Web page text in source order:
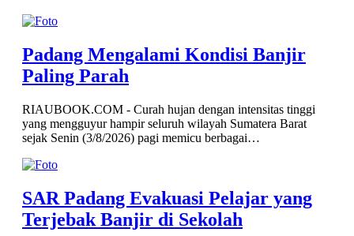
Padang Mengalami Kondisi Banjir
Paling Parah
RIAUBOOK.COM - Curah hujan dengan intensitas tinggi
yang mengguyur hampir seluruh wilayah Sumatera Barat
sejak Senin (3/8/2026) pagi memicu berbagai…
SAR Padang Evakuasi Pelajar yang
Terjebak Banjir di Sekolah